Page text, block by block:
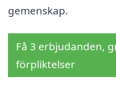
gemenskap.
Få 3 erbjudanden,
förpliktelser